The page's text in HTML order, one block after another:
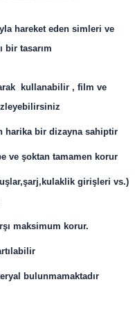
hareket eden simleri ve
bir tasarım
kullanabilir , film ve
harika bir dizayna sahiptir
ve şoktan tamamen korur
girişleri vs.)
maksimum korur.
bulunmamaktadır